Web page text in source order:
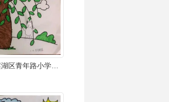
"停课不停学" 莲湖区青年路小学二年级,五年级第一周美术作业展评